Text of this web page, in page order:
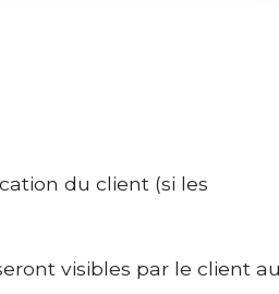
du client (si les
visibles par le client au